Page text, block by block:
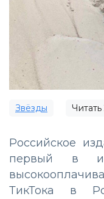
Звёзды Читать
Российское
первый в
ТикТока в